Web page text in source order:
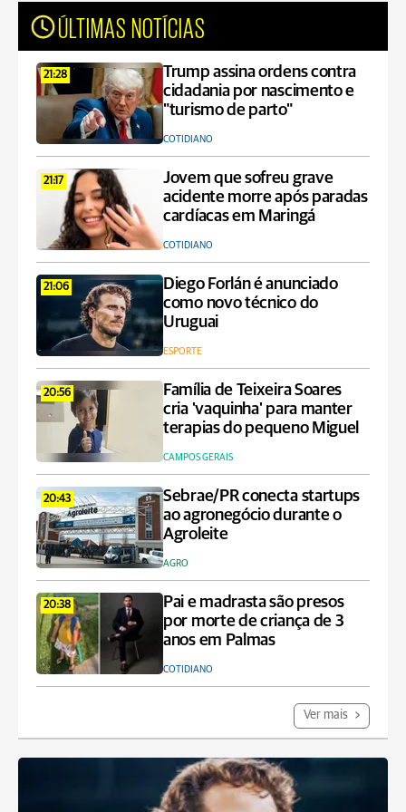
ÚLTIMAS NOTÍCIAS
21:28
Trump assina ordens contra
cidadania por nascimento e
"turismo de parto"
COTIDIANO
21:17
Jovem que sofreu grave
acidente morre após paradas
cardíacas em Maringá
COTIDIANO
21:06
Diego Forlán é anunciado
como novo técnico do
Uruguai
ESPORTE
20:56
Família de Teixeira Soares
cria 'vaquinha' para manter
terapias do pequeno Miguel
CAMPOS GERAIS
20:43
Sebrae/PR conecta startups
ao agronegócio durante o
Agroleite
AGRO
20:38
Pai e madrasta são presos
por morte de criança de 3
anos em Palmas
COTIDIANO
Ver mais